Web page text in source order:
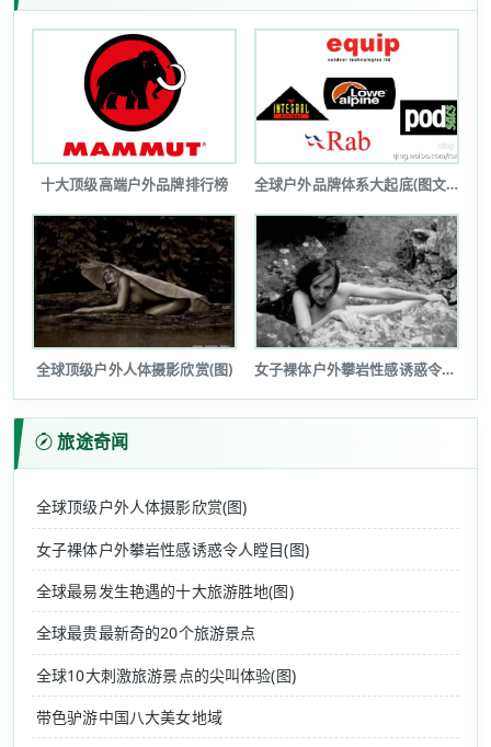
十大顶级高端户外品牌排行榜 全球户外品牌体系大起底(图文详解)
全球顶级户外人体摄影欣赏(图) 女子裸体户外攀岩性感诱惑令人瞠目(图...
旅途奇闻
全球顶级户外人体摄影欣赏(图)
女子裸体户外攀岩性感诱惑令人瞠目(图)
全球最易发生艳遇的十大旅游胜地(图)
全球最贵最新奇的20个旅游景点
全球10大刺激旅游景点的尖叫体验(图)
带色驴游中国八大美女地域